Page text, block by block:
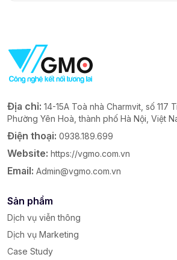
Địa chỉ: 14-15A Toà nhà Charmvit, số 117
Phường Yên Hoà, thành phố Hà Nội, Việt
Điện thoại: 0938.189.699
Website: https://vgmo.com.vn
Email: Admin@vgmo.com.vn
Sản phẩm
Dịch vụ viễn thông
Dịch vụ Marketing
Case Study